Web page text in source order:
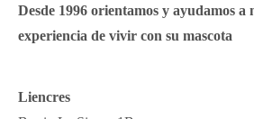
Desde 1996 orientamos y ayudamos a
experiencia de vivir con su mascota
Liencres